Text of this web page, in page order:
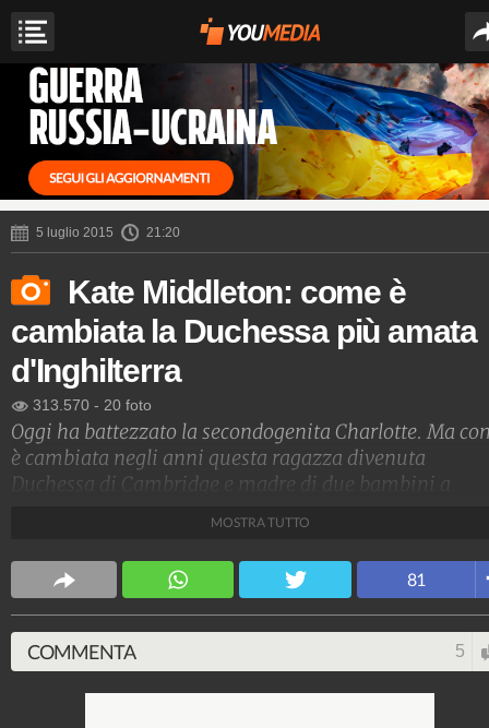
5 luglio 2015 21:20
Kate Middleton: come è
cambiata la Duchessa più amata
d'Inghilterra
313.570 - 20 foto
Oggi ha battezzato la secondogenita Charlotte. Ma
è cambiata negli anni questa ragazza divenuta
Duchessa di Cambridge e madre di due bambini a
Spettacolo Fanpage
4.053.371.869 9.455 video 76.076 foto
MOSTRA TUTTO
81
COMMENTA 5